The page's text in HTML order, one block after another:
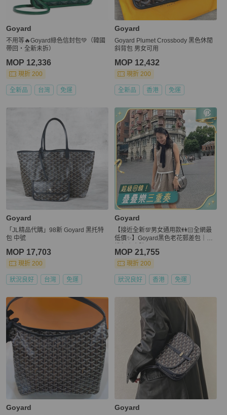
Goyard
不用等🔥Goyard綠色信封包💚（韓國
帶回・全新未拆）
MOP 12,336
現折 200
全新品 台灣 免運
Goyard
Goyard Plumet Crossbody 黑色休閒
斜背包 男女可用
MOP 12,432
現折 200
全新品 香港 免運
Goyard
「JL精品代購」98新 Goyard 黑托特
包 中號
MOP 17,703
現折 200
狀況良好 台灣 免運
Goyard
【接近全新💯男女通用款👫🏻全網最
低價✨】Goyard黑色老花郵差包｜斜
MOP 21,755
現折 200
狀況良好 香港 免運
Goyard Goyard